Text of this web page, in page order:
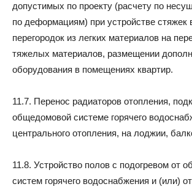
допустимых по проекту (расчету по
по деформациям) при устройстве стяжек
перегородок из легких материалов на
тяжелых материалов, размещении
оборудования в помещениях квартир.
11.7. Перенос радиаторов отопления,
общедомовой системе горячего
центрального отопления, на лоджии,
11.8. Устройство полов с подогревом от
систем горячего водоснабжения и (или)